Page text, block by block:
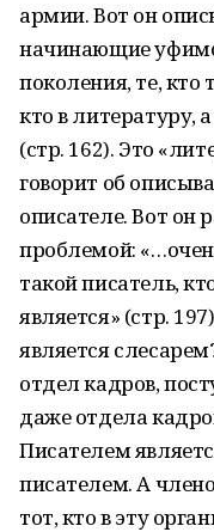
армии. Вот он
начинающие
поколения, те, кто
кто в литературу,
(стр. 162). Это
говорит об
описателе. Вот
проблемой:
такой писатель,
является» (стр.
является
отдел кадров,
даже отдела
Писателем
писателем. А
тот, кто в эту